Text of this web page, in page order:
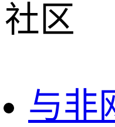
社区
与非